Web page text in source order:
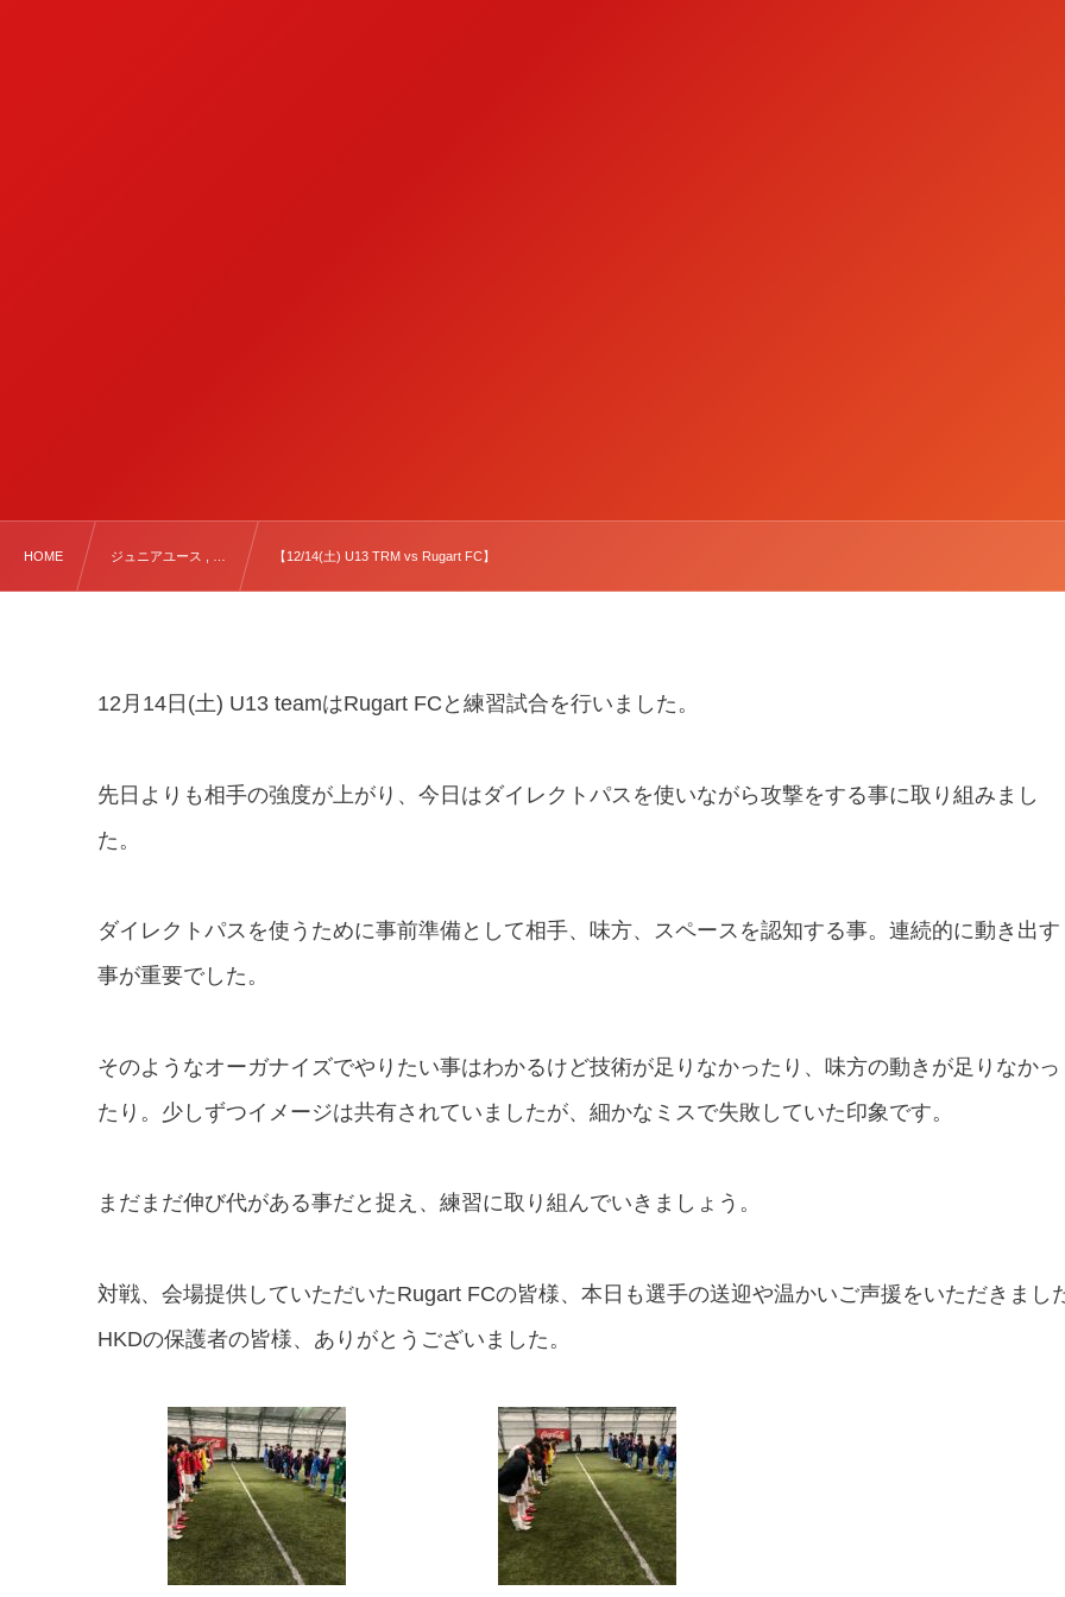
HOME ジュニアユース , … 【12/14(土) U13 TRM vs Rugart FC】
12月14日(土) U13 teamはRugart FCと練習試合を行いました。
先日よりも相手の強度が上がり、今日はダイレクトパスを使いながら攻撃をする事に取り組みまし
た。
ダイレクトパスを使うために事前準備として相手、味方、スペースを認知する事。連続的に動き出す
事が重要でした。
そのようなオーガナイズでやりたい事はわかるけど技術が足りなかったり、味方の動きが足りなかっ
たり。 少しずつイメージは共有されていましたが、細かなミスで失敗していた印象です。
まだまだ伸び代がある事だと捉え、練習に取り組んでいきましょう。
対戦、会場提供していただいたRugart FCの皆様、本日も選手の送迎や温かいご声援をいただきまし
HKDの保護者の皆様、ありがとうございました。